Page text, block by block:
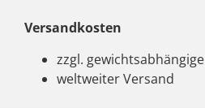
Versandkosten
zzgl.
weltweiter Versand